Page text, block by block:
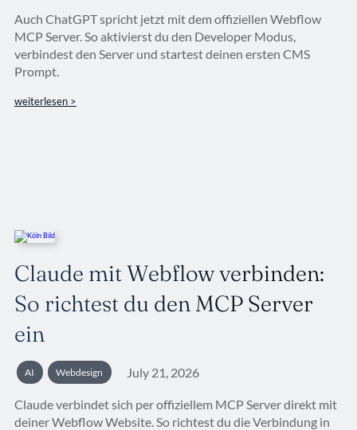
Auch ChatGPT spricht jetzt mit dem offiziellen Webflow
MCP Server. So aktivierst du den Developer Modus,
verbindest den Server und startest deinen ersten CMS
Prompt.
weiterlesen >
Claude mit Webflow verbinden:
So richtest du den MCP Server
ein
AI Webdesign July 21, 2026
Claude verbindet sich per offiziellem MCP Server direkt mit
deiner Webflow Website. So richtest du die Verbindung in